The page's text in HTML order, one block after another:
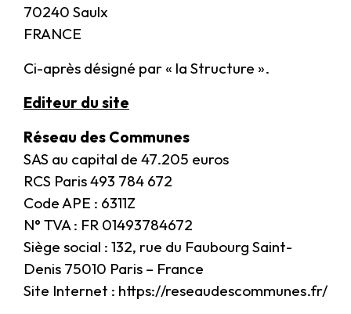
70240 Saulx
FRANCE
Ci-après désigné par « la Structure ».
Editeur du site
Réseau des Communes
SAS au capital de 47.205 euros
RCS Paris 493 784 672
Code APE : 6311Z
N° TVA : FR 01493784672
Siège social : 132, rue du Faubourg Saint-
Denis 75010 Paris – France
Site Internet : https://reseaudescommunes.fr/